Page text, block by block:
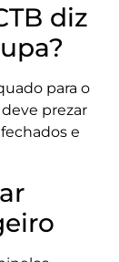
diz
para o
prezar
e